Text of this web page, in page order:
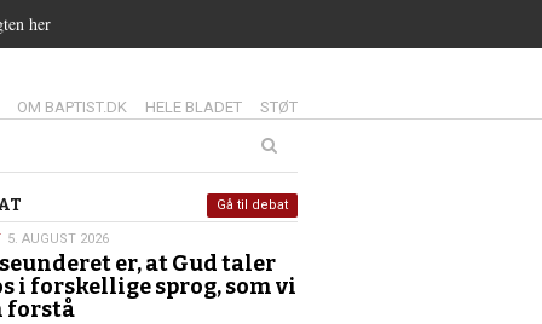
her
14.0:
OM BAPTIST.DK 15.0:
HELE BLADET 16.0:
STØT
5. AUGUST 2026
er, at Gud taler
i forskellige sprog, som vi
forstå
Gå til debat